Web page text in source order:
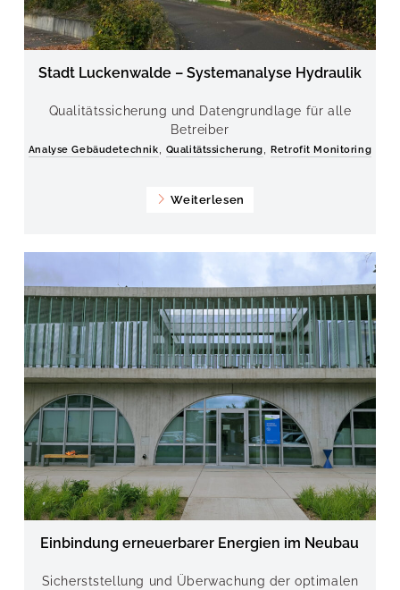
Stadt Luckenwalde – Systemanalyse Hydraulik
Qualitätssicherung und Datengrundlage für alle
Betreiber
Analyse Gebäudetechnik Qualitätssicherung ,Retrofit Monitoring
Weiterlesen
Einbindung erneuerbarer Energien im Neubau
Sicherststellung und Überwachung der optimalen